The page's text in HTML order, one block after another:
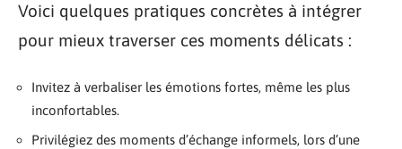
Voici quelques pratiques concrètes à intégrer
pour mieux traverser ces moments délicats :
Invitez à verbaliser les émotions fortes, même les plus
inconfortables.
Privilégiez des moments d’échange informels, lors d’une